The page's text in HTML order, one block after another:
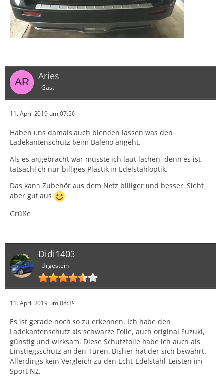
Aries
Gast
11. April 2019 um 07:50
Haben uns damals auch blenden lassen was den
Ladekantenschutz beim Baleno angeht.
Als es angebracht war musste ich laut lachen, denn es ist
tatsächlich nur billiges Plastik in Edelstahloptik.
Das kann Zubehör aus dem Netz billiger und besser. Sieht
aber gut aus
Grüße
Didi1403
Urgestein
11. April 2019 um 08:39
Es ist gerade noch so zu erkennen. Ich habe den
Ladekantenschutz als schwarze Folie, auch original Suzuki,
günstig und wirksam. Diese Schutzfolie habe ich auch als
Einstiegsschutz an den Türen. Bisher hat der sich bewährt.
Allerdings kein Vergleich zu den Echt-Edelstahl-Leisten im
Sport NZ.